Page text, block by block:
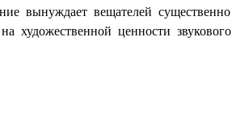
вынуждает вещателей существенно
художественной ценности звукового